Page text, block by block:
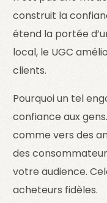
construit la
étend la portée
local, le UGC
clients.
Pourquoi un tel
confiance aux
comme vers des
des
votre audience.
acheteurs fidèles.